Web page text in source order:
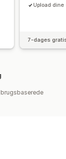
Upload
7-dages